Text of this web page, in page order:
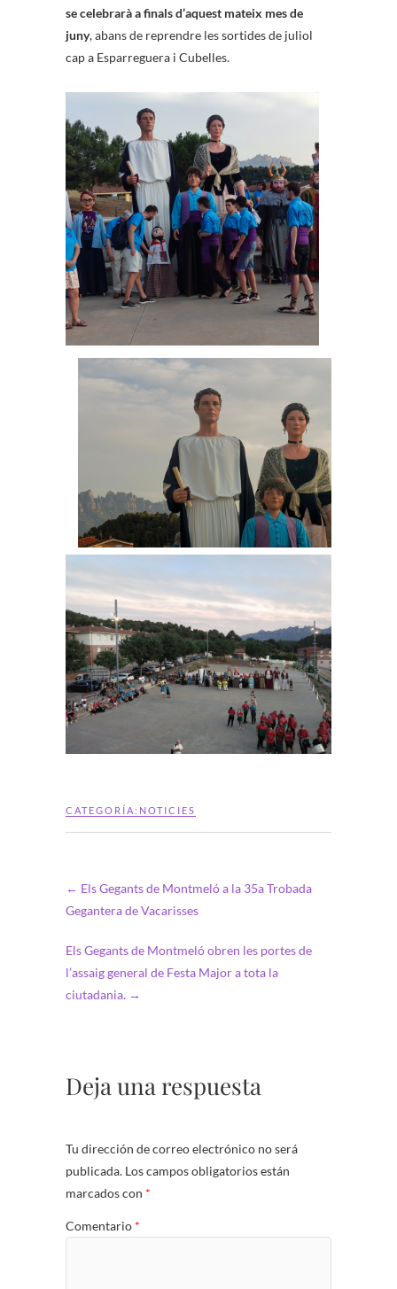
se celebrarà a finals d’aquest mateix mes de
juny, abans de reprendre les sortides de juliol
cap a Esparreguera i Cubelles.
CATEGORÍA: NOTICIES
← Els Gegants de Montmeló a la 35a Trobada
Gegantera de Vacarisses
Els Gegants de Montmeló obren les portes de
l’assaig general de Festa Major a tota la
ciutadania. →
Deja una respuesta
Tu dirección de correo electrónico no será
publicada. Los campos obligatorios están
marcados con *
Comentario *